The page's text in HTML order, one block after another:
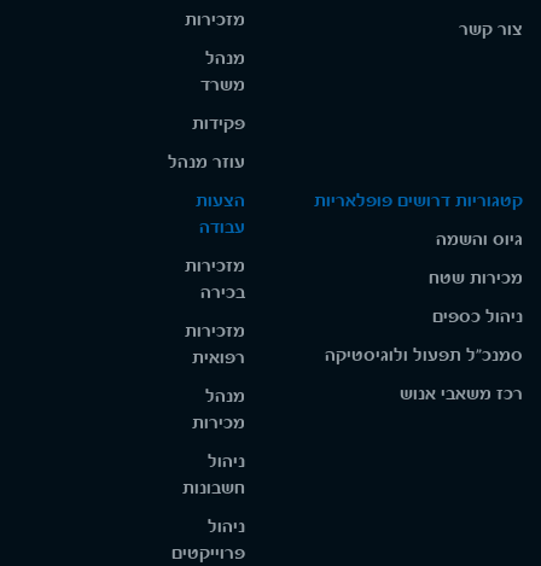
צור קשר
מזכירות
מנהל
משרד
פקידות
עוזר מנהל
קטגוריות דרושים פופלאריות
גיוס והשמה
מכירות שטח
ניהול כספים
סמנכ"ל תפעול ולוגיסטיקה
רכז משאבי אנוש
הצעות
עבודה
מזכירות
בכירה
מזכירות
רפואית
מנהל
מכירות
ניהול
חשבונות
ניהול
פרוייקטים